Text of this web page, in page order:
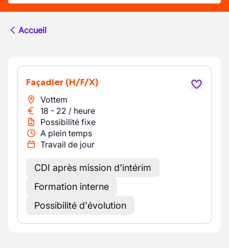
Accueil
Façadier (H/F/X)
Vottem
18 - 22 / heure
Possibilité fixe
A plein temps
Travail de jour
CDI après mission d'intérim
Formation interne
Possibilité d'évolution